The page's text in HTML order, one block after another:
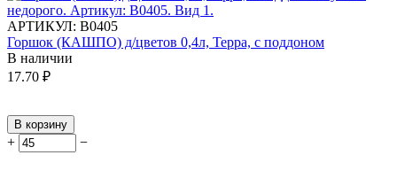
АРТИКУЛ: В0405
Горшок (КАШПО) д/цветов 0,4л, Терра, с поддоном
В наличии
17.70 ₽
В корзину
+ −